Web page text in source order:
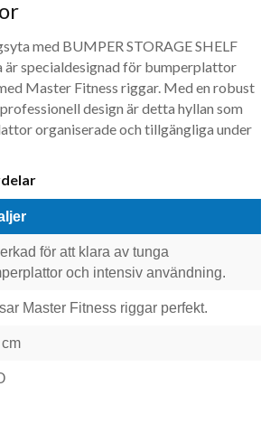
med BUMPER STORAGE SHELF
är specialdesignad för bumperplattor
Master Fitness riggar. Med en robust
design är detta hyllan som
organiserade och tillgängliga under
för att klara av tunga
och intensiv användning.
Master Fitness riggar perfekt.